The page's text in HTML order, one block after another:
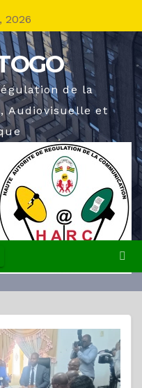
2026
de la
Audiovisuelle et